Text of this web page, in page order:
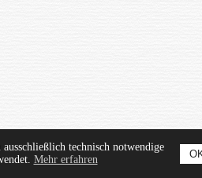
technisch notwendige
Mehr erfahren